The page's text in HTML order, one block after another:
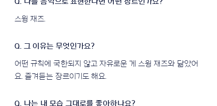
스윙 재즈.
어떤 규칙에 국한되지 않고 자유로운 게 스윙 재즈와 닮았어
요. 즐겨듣는 장르이기도 해요.